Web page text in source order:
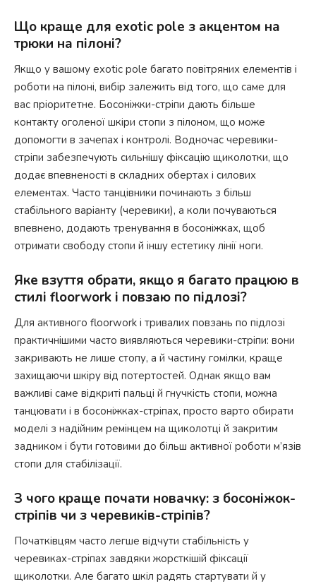
Що краще для exotic pole з акцентом на
трюки на пілоні?
Якщо у вашому exotic pole багато повітряних елементів і
роботи на пілоні, вибір залежить від того, що саме для
вас пріоритетне. Босоніжки-стріпи дають більше
контакту оголеної шкіри стопи з пілоном, що може
допомогти в зачепах і контролі. Водночас черевики-
стріпи забезпечують сильнішу фіксацію щиколотки, що
додає впевненості в складних обертах і силових
елементах. Часто танцівники починають з більш
стабільного варіанту (черевики), а коли почуваються
впевнено, додають тренування в босоніжках, щоб
отримати свободу стопи й іншу естетику лінії ноги.
Яке взуття обрати, якщо я багато працюю в
стилі floorwork і повзаю по підлозі?
Для активного floorwork і тривалих повзань по підлозі
практичнішими часто виявляються черевики-стріпи: вони
закривають не лише стопу, а й частину гомілки, краще
захищаючи шкіру від потертостей. Однак якщо вам
важливі саме відкриті пальці й гнучкість стопи, можна
танцювати і в босоніжках-стріпах, просто варто обирати
моделі з надійним ремінцем на щиколотці й закритим
задником і бути готовими до більш активної роботи м’язів
стопи для стабілізації.
З чого краще почати новачку: з босоніжок-
стріпів чи з черевиків-стріпів?
Початківцям часто легше відчути стабільність у
черевиках-стріпах завдяки жорсткішій фіксації
щиколотки. Але багато шкіл радять стартувати й у